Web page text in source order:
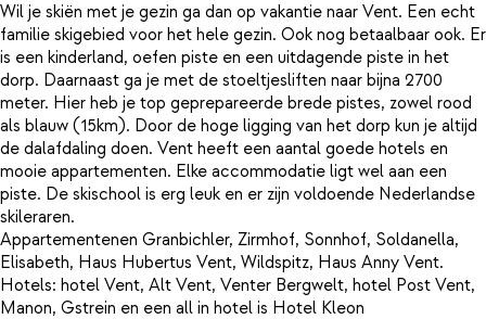
Wil je skiën met je gezin ga dan op vakantie naar Vent. Een echt
familie skigebied voor het hele gezin. Ook nog betaalbaar ook. Er
is een kinderland, oefen piste en een uitdagende piste in het
dorp. Daarnaast ga je met de stoeltjesliften naar bijna 2700
meter. Hier heb je top geprepareerde brede pistes, zowel rood
als blauw (15km). Door de hoge ligging van het dorp kun je altijd
de dalafdaling doen. Vent heeft een aantal goede hotels en
mooie appartementen. Elke accommodatie ligt wel aan een
piste. De skischool is erg leuk en er zijn voldoende Nederlandse
skileraren.
Appartementenen Granbichler, Zirmhof, Sonnhof, Soldanella,
Elisabeth, Haus Hubertus Vent, Wildspitz, Haus Anny Vent.
Hotels: hotel Vent, Alt Vent, Venter Bergwelt, hotel Post Vent,